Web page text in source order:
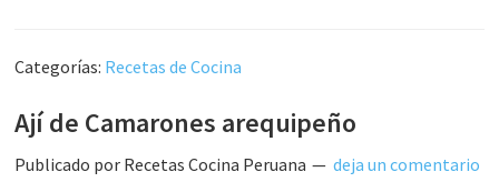
Categorías: Recetas de Cocina
Ají de Camarones arequipeño
Publicado por Recetas Cocina Peruana deja un comentario